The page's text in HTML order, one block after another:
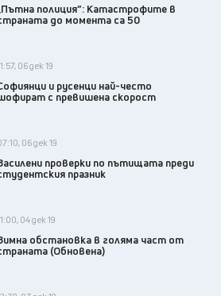
„Пътна полиция”: Катастрофите в
до момента са 50
06 дек 19
и русенци най-често
с превишена скорост
06 дек 19
проверки по пътищата преди
празник
04 дек 19
обстановка в голяма част от
(Обновена)